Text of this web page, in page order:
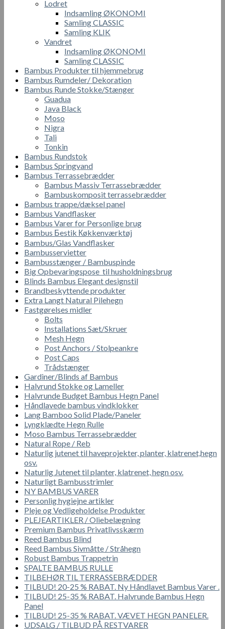
Lodret
Indsamling ØKONOMI
Samling CLASSIC
Samling KLIK
Vandret
Indsamling ØKONOMI
Samling CLASSIC
Bambus Produkter til hjemmebrug
Bambus Rumdeler/ Dekoration
Bambus Runde Stokke/Stænger
Guadua
Java Black
Moso
Nigra
Tali
Tonkin
Bambus Rundstok
Bambus Springvand
Bambus Terrassebrædder
Bambus Massiv Terrassebrædder
Bambuskomposit terrassebrædder
Bambus trappe/dæksel panel
Bambus Vandflasker
Bambus Varer for Personlige brug
Bambus Бestik Кøkkenværktøj
Bambus/Glas Vandflasker
Bambusservietter
Bambusstænger / Bambuspinde
Big Opbevaringspose til husholdningsbrug
Blinds Bambus Elegant designstil
Brandbeskyttende produkter
Extra Langt Natural Pilehegn
Fastgørelses midler
Bolts
Installations Sæt/Skruer
Mesh Hegn
Post Anchors / Stolpeankre
Post Caps
Trådstænger
Gardiner/Blinds af Bambus
Halvrund Stokke og Lameller
Halvrunde Budget Bambus Hegn Panel
Håndlavede bambus vindklokker
Lang Bamboo Solid Plade/Paneler
Lyngklædte Hegn Rulle
Moso Bambus Terrassebrædder
Natural Rope / Reb
Naturlig jutenet til haveprojekter, planter, klatrenet,hegn
osv.
Naturlig Jutenet til planter, klatrenet, hegn osv.
Naturligt Bambusstrimler
NY BAMBUS VARER
Personlig hygiejne artikler
Pleje og Vedligeholdelse Produkter
PLEJEARTIKLER / Oliebelægning
Premium Bambus Privatlivsskærm
Reed Bambus Blind
Reed Bambus Sivmåtte / Stråhegn
Robust Bambus Trappetrin
SPALTE BAMBUS RULLE
TILBEHØR TIL TERRASSEBRÆDDER
TILBUD! 20-25 % RABAT. Ny Håndlavet Bambus Varer .
TILBUD! 25-35 % RABAT. Halvrunde Bambus Hegn
Panel
TILBUD! 25-35 % RABAT. VÆVET HEGN PANELER.
UDSALG / TILBUD PÅ RESTVARER